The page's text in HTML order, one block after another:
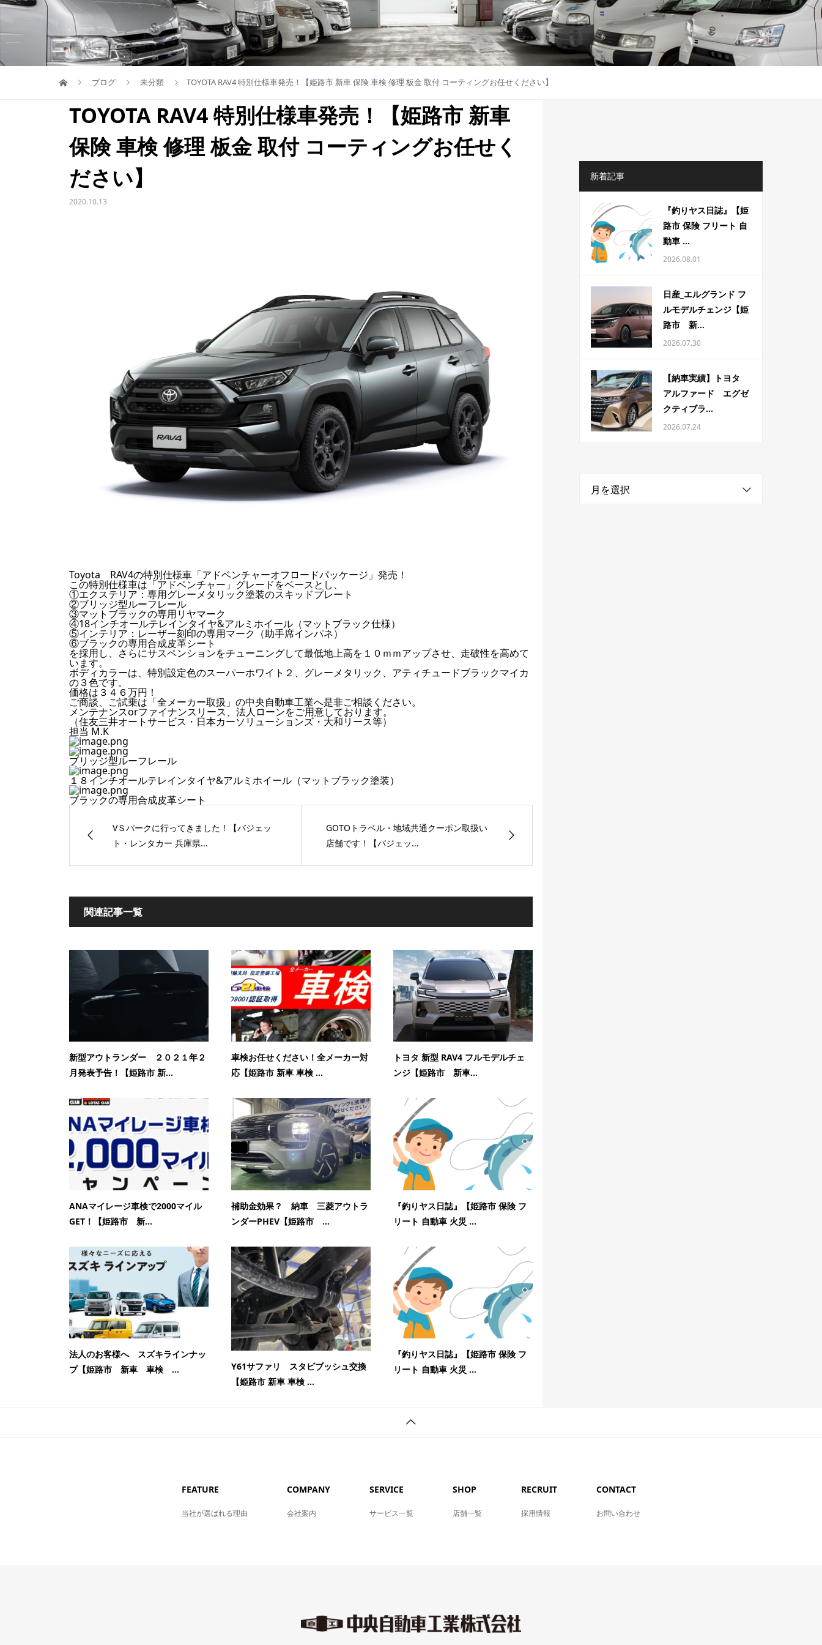
ブログ 未分類 TOYOTA RAV4 特別仕様車発売！【姫路市 新車 保険 車検 修理 板金 取付 コーティングお任せください】
TOYOTA RAV4 特別仕様車発売！【姫路市 新車
保険 車検 修理 板金 取付 コーティングお任せく
ださい】
2020.10.13
Toyota RAV4の特別仕様車「アドベンチャーオフロードパッケージ」 発売！
この特別仕様車は「アドベンチャー」グレードをベースとし、
①エクステリア：専用グレーメタリック塗装のスキッドプレート
②ブリッジ型ルーフレール
③マットブラックの専用リヤマーク
④18インチオールテレインタイヤ&アルミホイール（マットブラック仕様）
⑤インテリア：レーザー刻印の専用マーク（助手席インパネ）
⑥ブラックの専用合成皮革シート
を採用し、 さらにサスペンションをチューニングして最低地上高を１０ｍｍアップさせ、走破性を高めて
います。
ボディカラーは、特別設定色のスーパーホワイト２、 グレーメタリック、アティチュードブラックマイカ
の３色です。
価格は３４６万円！
ご商談、ご試乗は「全メーカー取扱」 の中央自動車工業へ是非ご相談ください。
メンテナンスorファイナンスリース、 法人ローンをご用意しております。
（住友三井オートサービス・日本カーソリューションズ・大和リース等）
担当 M.K
ブリッジ型ルーフレール
１８インチオールテレインタイヤ&アルミホイール（マットブラック塗装）
ブラックの専用合成皮革シート
VＳパークに行ってきました！【バジェッ
ト・レンタカー 兵庫県...
GOTOトラベル・地域共通クーポン取扱い
店舗です！【バジェッ...
関連記事一覧
新型アウトランダー ２０２１年２
月発表予告！【姫路市 新...
車検お任せください！全メーカー対
応【姫路市 新車 車検 ...
トヨタ 新型 RAV4 フルモデルチェ
ンジ【姫路市 新車...
ANAマイレージ車検で2000マイル
GET！【姫路市 新...
補助金効果？ 納車 三菱アウトラ
ンダーPHEV【姫路市 ...
『釣りヤス日誌』【姫路市 保険 フ
リート 自動車 火災 ...
法人のお客様へ スズキラインナッ
プ【姫路市 新車 車検 ...
Y61サファリ スタビブッシュ交換
【姫路市 新車 車検 ...
『釣りヤス日誌』【姫路市 保険 フ
リート 自動車 火災 ...
新着記事
『釣りヤス日誌』【姫
路市 保険 フリート 自
動車 ...
2026.08.01
日産_エルグランド フ
ルモデルチェンジ【姫
路市 新...
2026.07.30
【納車実績】トヨタ
アルファード エグゼ
クティブラ...
2026.07.24
月を選択
FEATURE
当社が選ばれる理由
COMPANY
会社案内
SERVICE
サービス一覧
SHOP
店舗一覧
RECRUIT
採用情報
CONTACT
お問い合わせ